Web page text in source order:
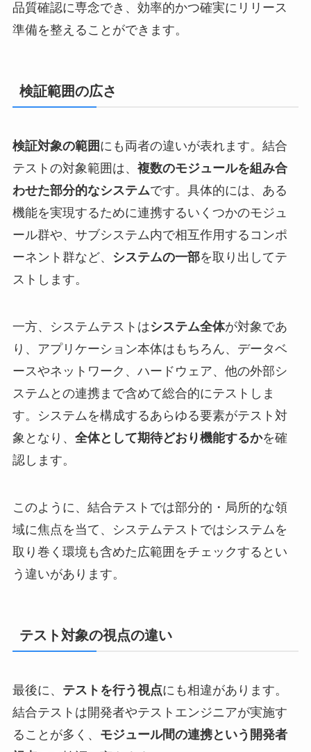
品質確認に専念でき、効率的かつ確実にリリース
準備を整えることができます。
検証範囲の広さ
検証対象の範囲 にも両者の違いが表れます。結合
テストの対象範囲は、 複数のモジュールを組み合
わせた部分的なシステムです。具体的には、ある
機能を実現するために連携するいくつかのモジュ
ール群や、サブシステム内で相互作用するコンポ
ーネント群など、
システムの一部を取り出してテ
ストします。
一方、システムテストはシステム全体が対象であ
り、アプリケーション本体はもちろん、データベ
ースやネットワーク、ハードウェア、他の外部シ
ステムとの連携まで含めて総合的にテストしま
す。システムを構成するあらゆる要素がテスト対
象となり、 全体として期待どおり機能するかを確
認します。
このように、結合テストでは部分的・局所的な領
域に焦点を当て、システムテストではシステムを
取り巻く環境も含めた広範囲をチェックするとい
う違いがあります。
テスト対象の視点の違い
最後に、 テストを行う視点にも相違があります。
結合テストは開発者やテストエンジニアが実施す
ることが多く、 モジュール間の連携という開発者